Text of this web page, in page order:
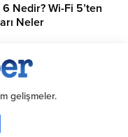
6 Nedir? Wi-Fi 5’ten
Neler
gelişmeler.